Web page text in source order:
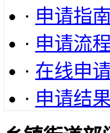
· 申请指南
· 申请流程
· 在线申
· 申请结